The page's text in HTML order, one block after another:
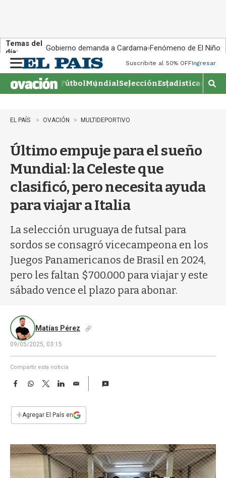
Temas del
día:
Gobierno demanda a Cardama Fenómeno de El Niño
n
u
Suscribite al 50% OFFIngresar
FútbolMundialSelecciónEstadisticas
M
o
EL PAÍS OVACIÓN MULTIDEPORTIVO
Último empuje para el sueño
Mundial: la Celeste que
clasificó, pero necesita ayuda
para viajar a Italia
La selección uruguaya de futsal para
sordos se consagró vicecampeona en los
Juegos Panamericanos de Brasil en 2024,
pero les faltan $700.000 para viajar y este
sábado vence el plazo para abonar.
Matías Pérez
09/05/2025, 03:15
Compartir esta noticia
F
e
b
k
W
s
p
T
w
t
L
n
E
i
l
+Agregar El País en